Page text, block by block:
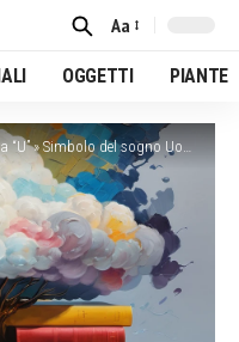
Font
Resizer
Aa
OGGETTI PIANTE
“U”»Simbolo del sogno Uovo